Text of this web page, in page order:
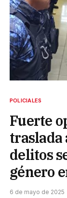
POLICIALES
Fuerte
traslada
delitos
género
6 de mayo de 2025